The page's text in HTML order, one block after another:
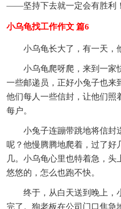
――坚持下去就一定会有胜利！
小乌龟找工作作文 篇6
小乌龟长大了，有一天，他
小乌龟爬呀爬，来到一家
一些邮递员，正好小兔子也来
他们每人一些信封，让他们照
每户。
小兔子连蹦带跳地将信封
呢？他慢腾腾地爬着，过了好
几。小乌龟心里也特着急，头
悠悠的，怎么也跑不快。
终于，从白天送到晚上，
完了。狗老板在公司门口焦急